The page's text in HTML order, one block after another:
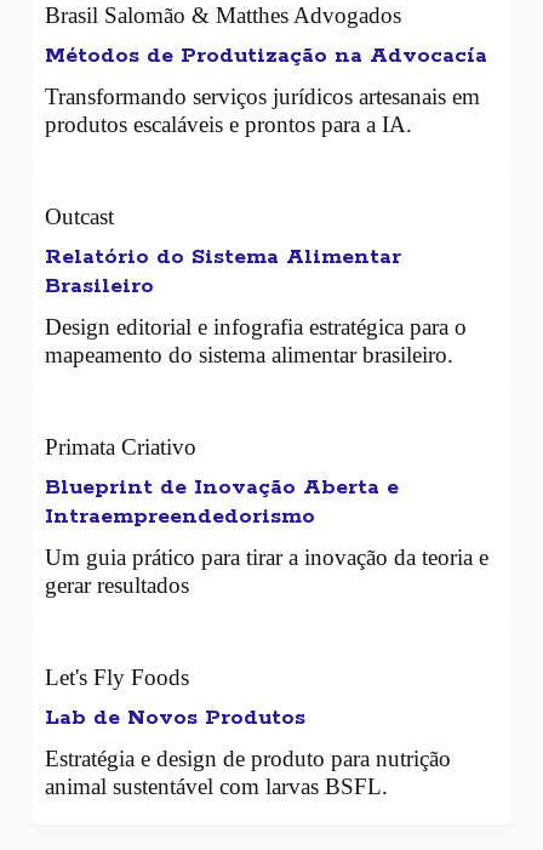
Brasil Salomão & Matthes Advogados
Métodos de Produtização na Advocacía
Transformando serviços jurídicos artesanais em
produtos escaláveis e prontos para a IA.
Outcast
Relatório do Sistema Alimentar
Brasileiro
Design editorial e infografia estratégica para o
mapeamento do sistema alimentar brasileiro.
Primata Criativo
Blueprint de Inovação Aberta e
Intraempreendedorismo
Um guia prático para tirar a inovação da teoria e
gerar resultados
Let's Fly Foods
Lab de Novos Produtos
Estratégia e design de produto para nutrição
animal sustentável com larvas BSFL.